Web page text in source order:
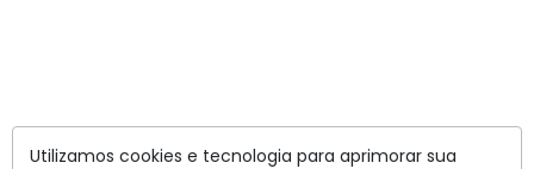
Utilizamos cookies e tecnologia para aprimorar sua